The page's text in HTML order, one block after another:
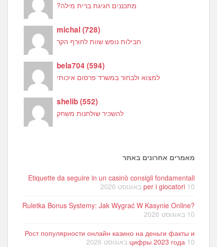
מתכננים חגיגת ברית מילה?
michal(728)
חבילות נופש שוות לחורף הקר
bela704(594)
למצוא ולבחור במשרד פרסום איכותי
shelib(552)
להשכיר שולחנות משחק
מאמרים אחרונים באתר
Etiquette da seguire in un casinò consigli fondamentali
per i giocatori 10 באוגוסט 2026
Ruletka Bonus Systemy: Jak Wygrać W Kasynie Online?
10 באוגוסט 2026
Рост популярности онлайн казино на деньги факты и
цифры 2023 года 10 באוגוסט 2026